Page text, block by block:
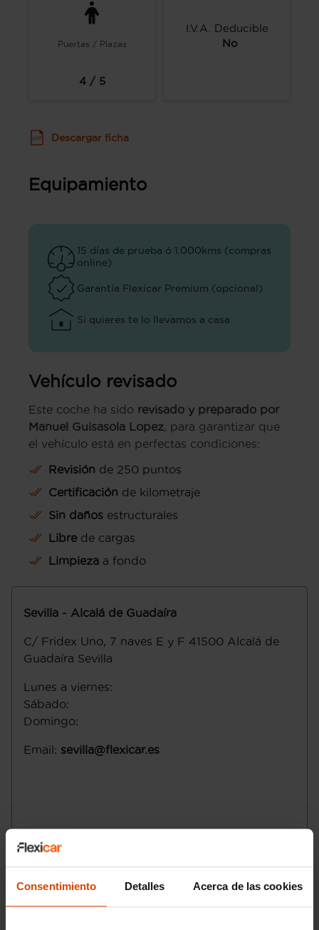
Consentimiento Detalles Acerca de las cookies
Puertas / Plazas
4 / 5
I.V.A. Deducible
No
Descargar ficha
Equipamiento
15 días de prueba ó 1.000kms (compras
online)
Garantía Flexicar Premium (opcional)
Si quieres te lo llevamos a casa
Vehículo revisado
Este coche ha sido revisado y preparado por
Manuel Guisasola Lopez, para garantizar que
el vehículo está en perfectas condiciones:
Revisión de 250 puntos
Certificación de kilometraje
Sin daños estructurales
Libre de cargas
Limpieza a fondo
Sevilla - Alcalá de Guadaíra
C/ Fridex Uno, 7 naves E y F 41500 Alcalá de
Guadaíra Sevilla
Lunes a viernes:
Sábado:
Domingo:
Email: sevilla@flexicar.es